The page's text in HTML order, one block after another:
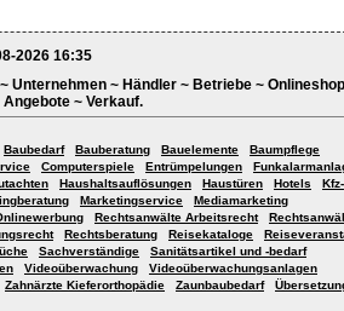
2026 16:35
Unternehmen ~ Händler ~ Betriebe ~
Angebote ~ Verkauf.
Baubedarf Bauberatung Bauelemente
Baumpflege
Computerspiele Entrümpelungen
Haushaltsauflösungen Haustüren Hotels
Kfz-
Marketingservice
Mediamarketing
Rechtsanwälte Arbeitsrecht
Rechtsberatung Reisekataloge
Sachverständige
Sanitätsartikel und -bedarf
Videoüberwachung
Videoüberwachungsanlagen
Zahnärzte Kieferorthopädie Zaunbaubedarf